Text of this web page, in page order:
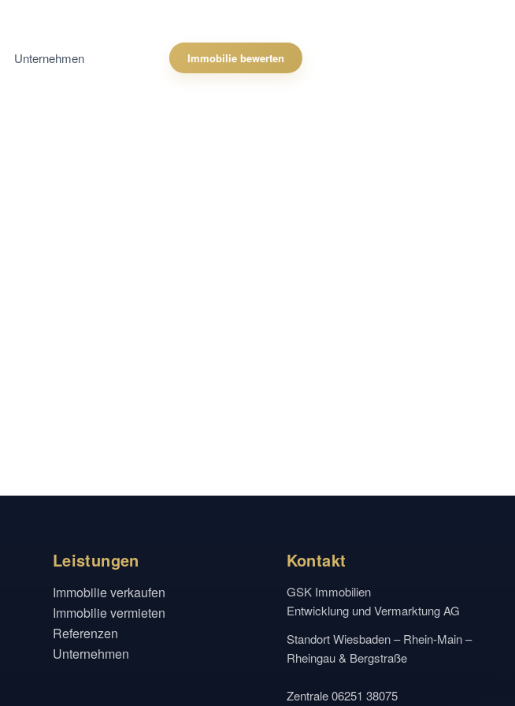
Unternehmen Immobilie bewerten
Leistungen
Immobilie verkaufen
Immobilie vermieten
Referenzen
Unternehmen
Kontakt
GSK Immobilien
Entwicklung und Vermarktung AG
Standort Wiesbaden – Rhein-Main –
Rheingau & Bergstraße
Zentrale 06251 38075